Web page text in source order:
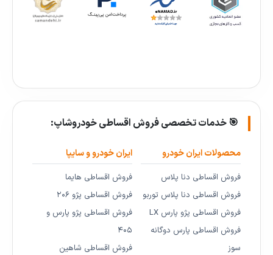
🎯 خدمات تخصصی فروش اقساطی خودروشاپ:
محصولات ایران خودرو
فروش اقساطی دنا پلاس
فروش اقساطی دنا پلاس توربو
فروش اقساطی پژو پارس LX
فروش اقساطی پارس دوگانه
سوز
ایران خودرو و سایپا
فروش اقساطی هایما
فروش اقساطی پژو ۲۰۶
فروش اقساطی پژو پارس و
۴۰۵
فروش اقساطی شاهین